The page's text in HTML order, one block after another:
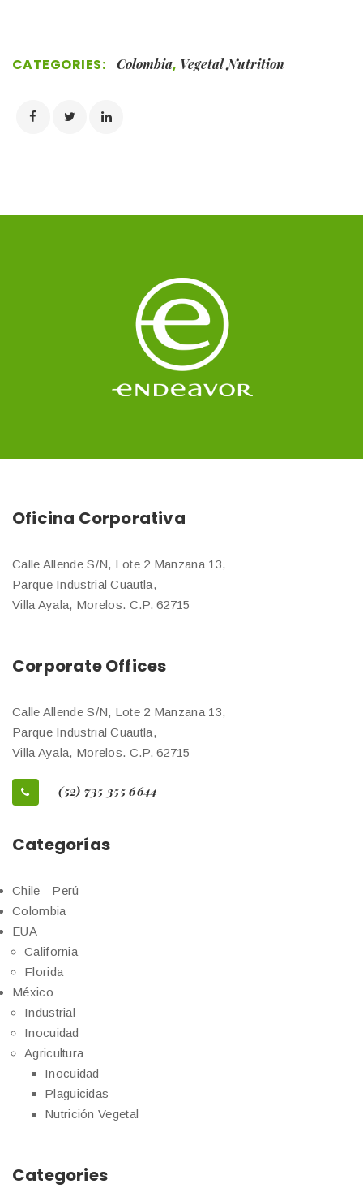
CATEGORIES: Colombia, Vegetal Nutrition
Oficina Corporativa
Calle Allende S/N, Lote 2 Manzana 13,
Parque Industrial Cuautla,
Villa Ayala, Morelos. C.P. 62715
Corporate Offices
Calle Allende S/N, Lote 2 Manzana 13,
Parque Industrial Cuautla,
Villa Ayala, Morelos. C.P. 62715
(52) 735 355 6644
Categorías
Chile - Perú
Colombia
EUA
California
Florida
México
Industrial
Inocuidad
Agricultura
Inocuidad
Plaguicidas
Nutrición Vegetal
Categories